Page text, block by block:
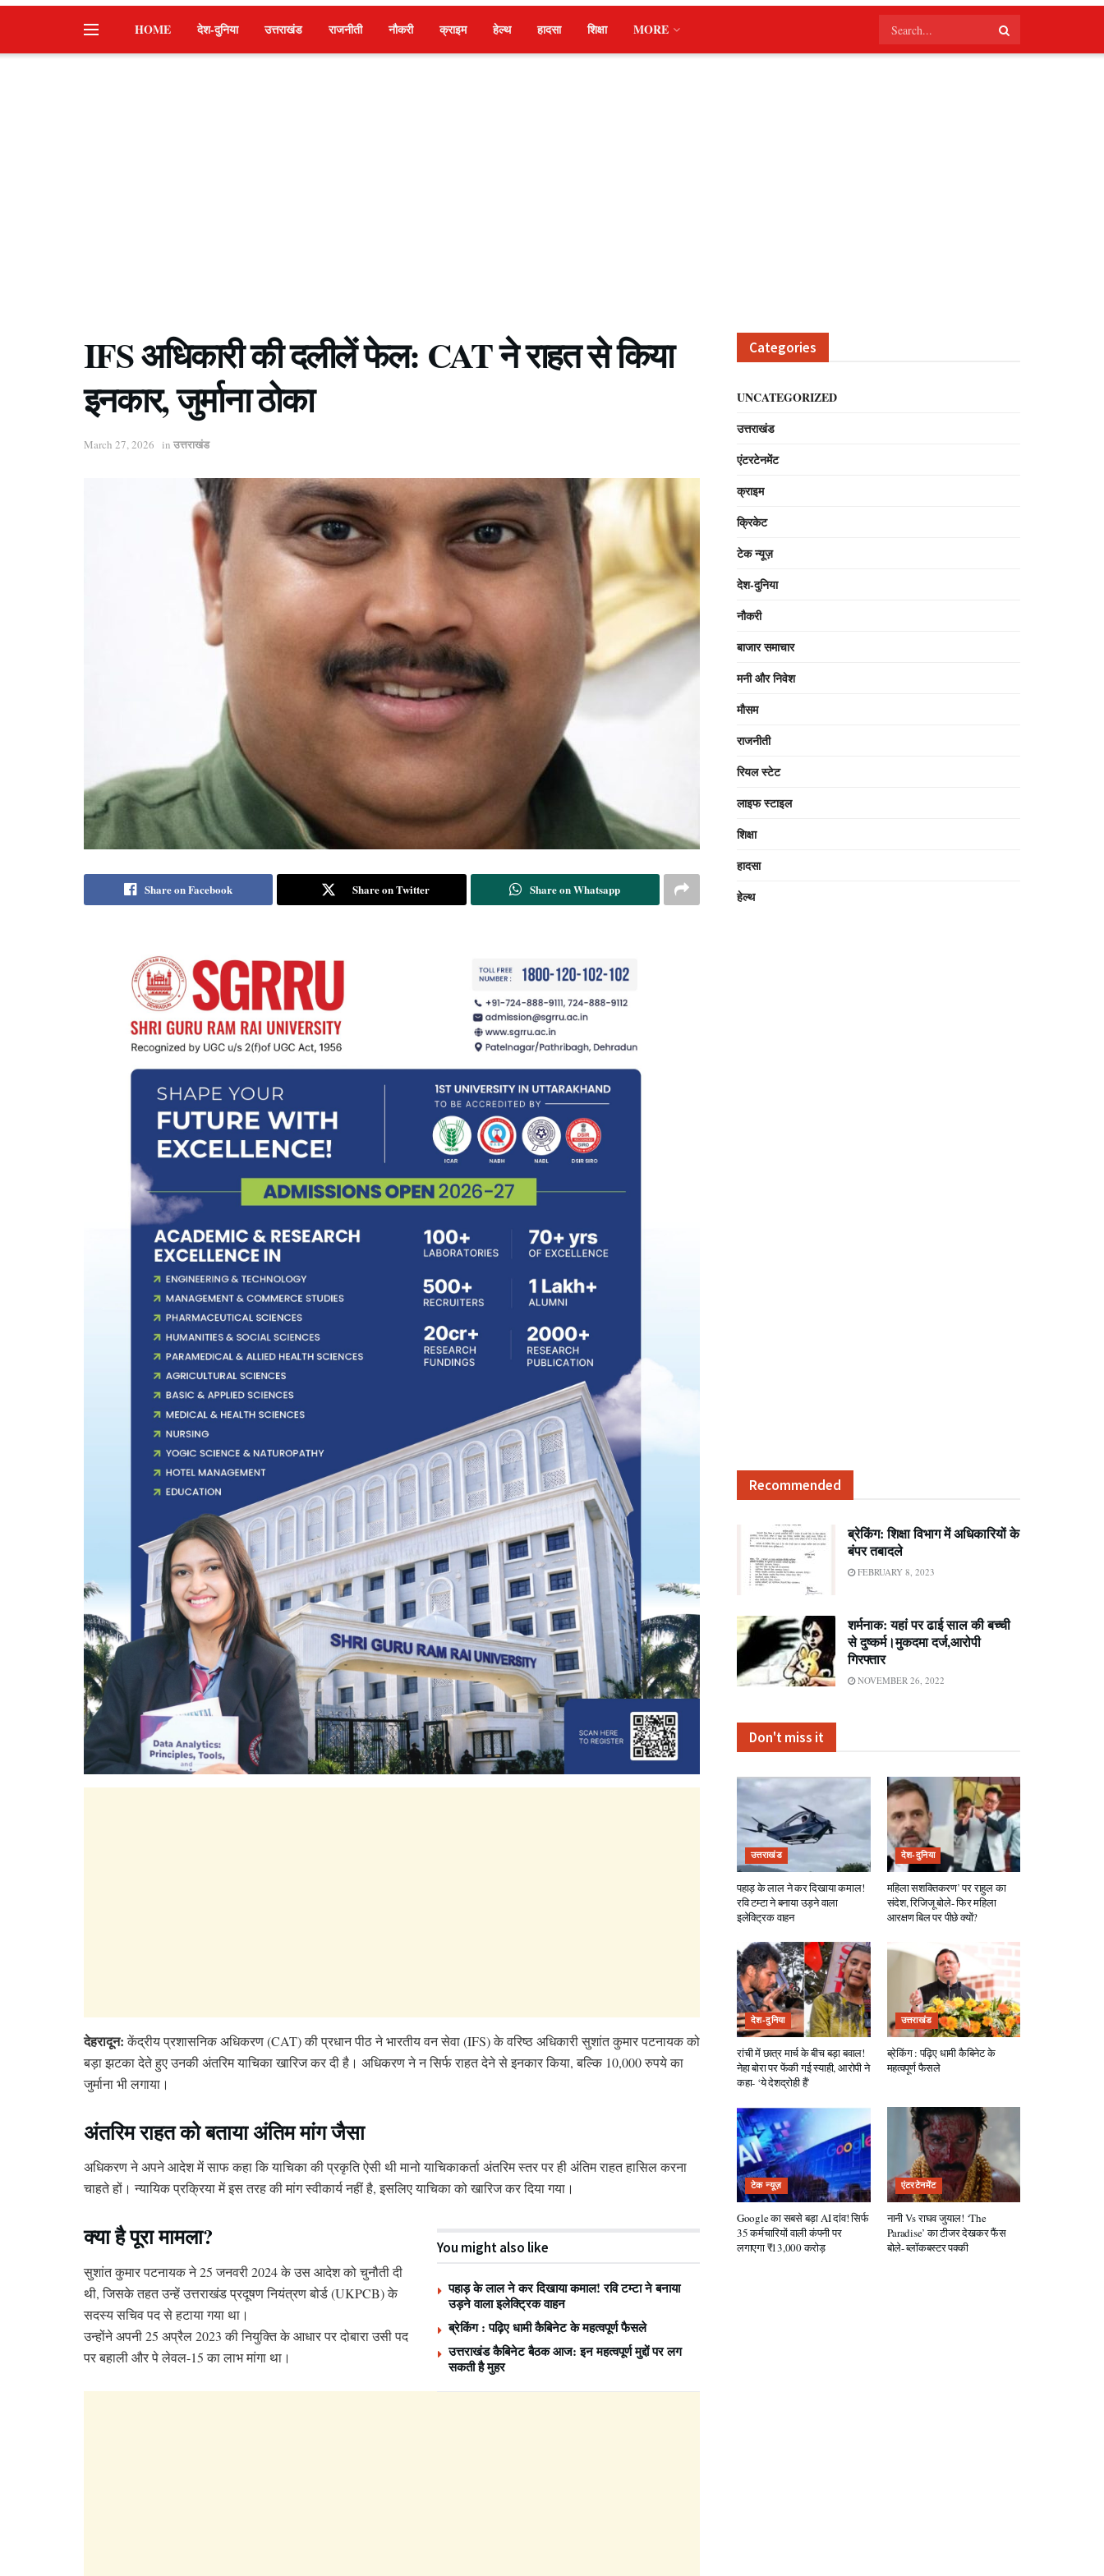
HOME देश-दुनिया उत्तराखंड राजनीती नौकरी क्राइम हेल्थ हादसा शिक्षा MORE
IFS अधिकारी की दलीलें फेल: CAT ने राहत से किया
इनकार, जुर्माना ठोका
March 27, 2026 in उत्तराखंड
Share on Facebook Share on Twitter Share on Whatsapp
देहरादून:केंद्रीय प्रशासनिक अधिकरण (CAT) की प्रधान पीठ ने भारतीय वन सेवा (IFS) के वरिष्ठ अधिकारी सुशांत कुमार पटनायक को
बड़ा झटका देते हुए उनकी अंतरिम याचिका खारिज कर दी है। अधिकरण ने न सिर्फ राहत देने से इनकार किया, बल्कि 10,000 रुपये का
जुर्माना भी लगाया।
अंतरिम राहत को बताया अंतिम मांग जैसा
अधिकरण ने अपने आदेश में साफ कहा कि याचिका की प्रकृति ऐसी थी मानो याचिकाकर्ता अंतरिम स्तर पर ही अंतिम राहत हासिल करना
चाहते हों। न्यायिक प्रक्रिया में इस तरह की मांग स्वीकार्य नहीं है, इसलिए याचिका को खारिज कर दिया गया।
You might also like
पहाड़ के लाल ने कर दिखाया कमाल! रवि टम्टा ने बनाया
उड़ने वाला इलेक्ट्रिक वाहन
ब्रेकिंग : पढ़िए धामी कैबिनेट के महत्वपूर्ण फैसले
उत्तराखंड कैबिनेट बैठक आज: इन महत्वपूर्ण मुद्दों पर लग
सकती है मुहर
क्या है पूरा मामला?
सुशांत कुमार पटनायक ने 25 जनवरी 2024 के उस आदेश को चुनौती दी
थी, जिसके तहत उन्हें उत्तराखंड प्रदूषण नियंत्रण बोर्ड (UKPCB) के
सदस्य सचिव पद से हटाया गया था।
उन्होंने अपनी 25 अप्रैल 2023 की नियुक्ति के आधार पर दोबारा उसी पद
पर बहाली और पे लेवल-15 का लाभ मांगा था।
Categories
UNCATEGORIZED
उत्तराखंड
एंटरटेनमेंट
क्राइम
क्रिकेट
टेक न्यूज़
देश-दुनिया
नौकरी
बाजार समाचार
मनी और निवेश
मौसम
राजनीती
रियल स्टेट
लाइफ स्टाइल
शिक्षा
हादसा
हेल्थ
Recommended
ब्रेकिंग: शिक्षा विभाग में अधिकारियों के
बंपर तबादले
FEBRUARY 8, 2023
शर्मनाक: यहां पर ढाई साल की बच्ची
से दुष्कर्म।मुकदमा दर्ज,आरोपी
गिरफ्तार
NOVEMBER 26, 2022
Don't miss it
उत्तराखंड
पहाड़ के लाल ने कर दिखाया कमाल!
रवि टम्टा ने बनाया उड़ने वाला
इलेक्ट्रिक वाहन
देश-दुनिया
महिला सशक्तिकरण’ पर राहुल का
संदेश, रिजिजू बोले- फिर महिला
आरक्षण बिल पर पीछे क्यों?
देश-दुनिया
रांची में छात्र मार्च के बीच बड़ा बवाल!
नेहा बोरा पर फेंकी गई स्याही, आरोपी ने
कहा- ‘ये देशद्रोही हैं’
उत्तराखंड
ब्रेकिंग : पढ़िए धामी कैबिनेट के
महत्वपूर्ण फैसले
टेक न्यूज़
Google का सबसे बड़ा AI दांव! सिर्फ
35 कर्मचारियों वाली कंपनी पर
लगाएगा ₹13,000 करोड़
एंटरटेनमेंट
नानी Vs राघव जुयाल! ‘The
Paradise’ का टीजर देखकर फैंस
बोले- ब्लॉकबस्टर पक्की